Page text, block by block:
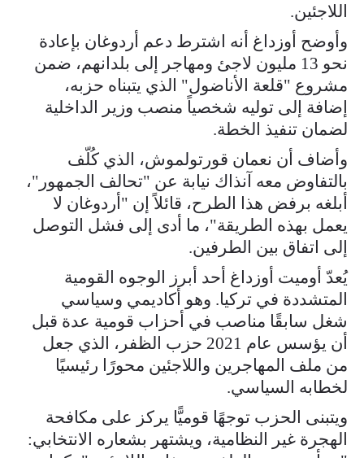
اللاجئين.
وأوضح أوزداغ أنه اشترط دعم أردوغان بإعادة
نحو 13 مليون لاجئ ومهاجر إلى بلدانهم، ضمن
مشروع "قلعة الأناضول" الذي يتبناه حزبه،
إضافة إلى توليه شخصياً منصب وزير الداخلية
لضمان تنفيذ الخطة.
وأضاف أن نعمان قورتولموش، الذي كُلّف
بالتفاوض معه آنذاك نيابة عن "تحالف الجمهور"،
أبلغه برفض هذا الطرح، قائلاً إن "أردوغان لا
يعمل بهذه الطريقة"، ما أدى إلى فشل التوصل
إلى اتفاق بين الطرفين.
يُعدّ أوميت أوزداغ أحد أبرز الوجوه القومية
المتشددة في تركيا. وهو أكاديمي وسياسي
شغل سابقًا مناصب في أحزاب قومية عدة قبل
أن يؤسس عام 2021 حزب الظفر، الذي جعل
من ملف المهاجرين واللاجئين محورًا رئيسيًا
لخطابه السياسي.
ويتبنى الحزب توجهًا قوميًّا يركز على مكافحة
الهجرة غير النظامية، ويشتهر بشعاره الانتخابي: